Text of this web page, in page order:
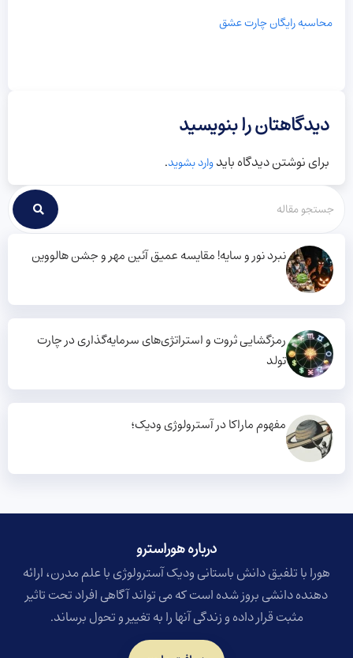
محاسبه رایگان چارت عشق
دیدگاهتان را بنویسید
برای نوشتن دیدگاه بایدوارد بشوید.
نبرد نور و سایه! مقایسه عمیق آئین مهر و جشن هالووین
رمزگشایی ثروت و استراتژی‌های سرمایه‌گذاری در چارت
تولد
مفهوم ماراکا در آسترولوژی ودیک؛
درباره هوراسترو​
هورا با تلفیق دانش باستانی ودیک آسترولوژی با علم مدرن، ارائه
دهنده دانشی بروز شده است که می تواند آگاهی افراد تحت تاثیر
مثبت قرار داده و زندگی آنها را به تغییر و تحول برساند.